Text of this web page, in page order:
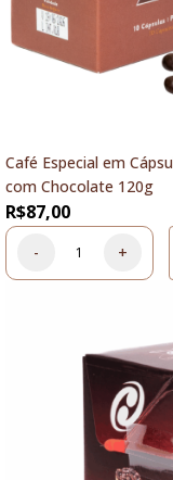
Café Especial em
com Chocolate 120g
R$87,00
- +